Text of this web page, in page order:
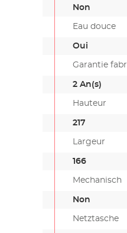
Non
Eau douce
Oui
Garantie
2 An(s)
Hauteur
217
Largeur
166
Mechanisch
Non
Netztasche